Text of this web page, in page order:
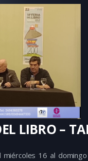
LIBRO –
miércoles 16 al